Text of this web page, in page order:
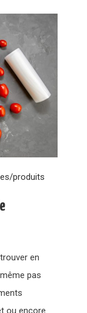
produits
en
pas
ou encore